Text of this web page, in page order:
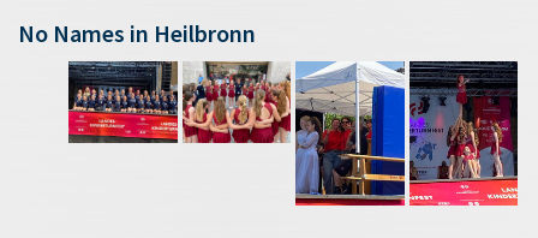
No Names in Heilbronn